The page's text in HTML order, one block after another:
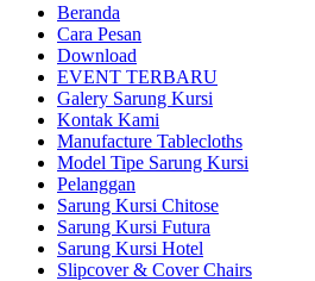
Beranda
Cara Pesan
Download
EVENT TERBARU
Galery Sarung Kursi
Kontak Kami
Manufacture Tablecloths
Model Tipe Sarung Kursi
Pelanggan
Sarung Kursi Chitose
Sarung Kursi Futura
Sarung Kursi Hotel
Slipcover & Cover Chairs